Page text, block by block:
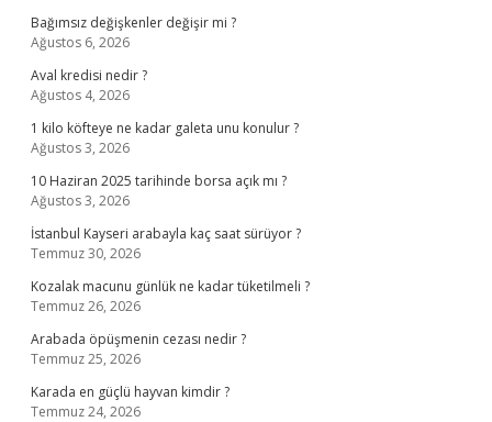
Bağımsız değişkenler değişir mi ?
Ağustos 6, 2026
Aval kredisi nedir ?
Ağustos 4, 2026
1 kilo köfteye ne kadar galeta unu konulur ?
Ağustos 3, 2026
10 Haziran 2025 tarihinde borsa açık mı ?
Ağustos 3, 2026
İstanbul Kayseri arabayla kaç saat sürüyor ?
Temmuz 30, 2026
Kozalak macunu günlük ne kadar tüketilmeli ?
Temmuz 26, 2026
Arabada öpüşmenin cezası nedir ?
Temmuz 25, 2026
Karada en güçlü hayvan kimdir ?
Temmuz 24, 2026